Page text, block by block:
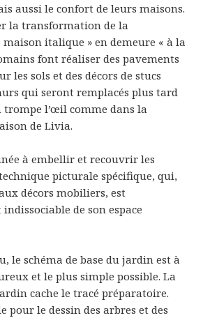
aussi le confort de leurs maisons.
la transformation de la
italique » en demeure « à la
font réaliser des pavements
les sols et des décors de stucs
qui seront remplacés plus tard
trompe l’œil comme dans la
de Livia.
à embellir et recouvrir les
picturale spécifique, qui,
décors mobiliers, est
de son espace
le schéma de base du jardin est à
et le plus simple possible. La
cache le tracé préparatoire.
pour le dessin des arbres et des